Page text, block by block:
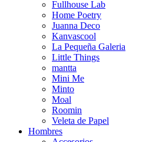
Fullhouse Lab
Home Poetry
Juanna Deco
Kanvascool
La Pequeña Galeria
Little Things
mantta
Mini Me
Minto
Moal
Roomin
Veleta de Papel
Hombres